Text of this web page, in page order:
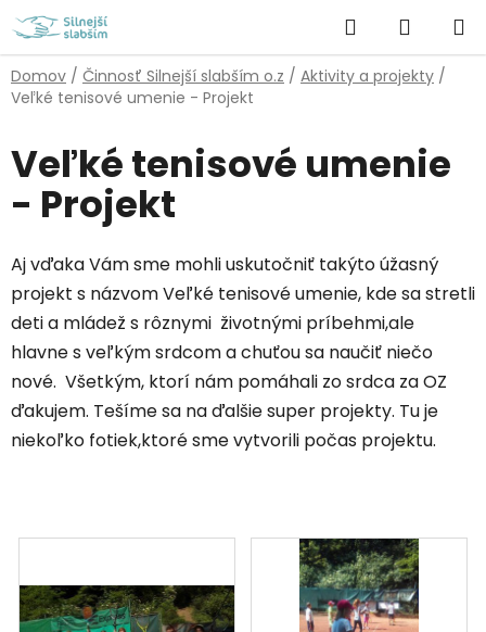
Prejsť
na
obsah
Hľadať
KOŠÍK
Domov / Činnosť Silnejší slabším o.z / Aktivity a projekty /
Veľké tenisové umenie - Projekt
Veľké tenisové umenie
- Projekt
Aj vďaka Vám sme mohli uskutočniť takýto úžasný
projekt s názvom Veľké tenisové umenie, kde sa stretli
deti a mládež s rôznymi životnými príbehmi,ale
hlavne s veľkým srdcom a chuťou sa naučiť niečo
nové. Všetkým, ktorí nám pomáhali zo srdca za OZ
ďakujem. Tešíme sa na ďalšie super projekty. Tu je
niekoľko fotiek,ktoré sme vytvorili počas projektu.